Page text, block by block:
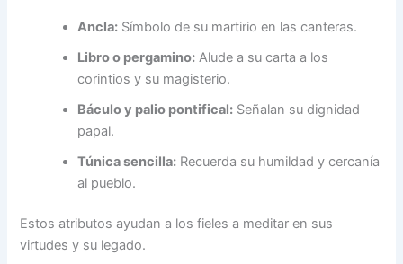
Ancla: Símbolo de su martirio en las canteras.
Libro o pergamino: Alude a su carta a los
corintios y su magisterio.
Báculo y palio pontifical: Señalan su dignidad
papal.
Túnica sencilla: Recuerda su humildad y cercanía
al pueblo.
Estos atributos ayudan a los fieles a meditar en sus
virtudes y su legado.